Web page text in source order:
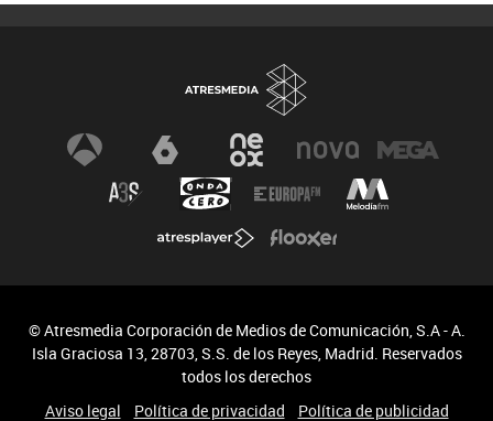
© Atresmedia Corporación de Medios de Comunicación, S.A - A.
Isla Graciosa 13, 28703, S.S. de los Reyes, Madrid. Reservados
todos los derechos
Aviso legal
Política de privacidad Política de publicidad